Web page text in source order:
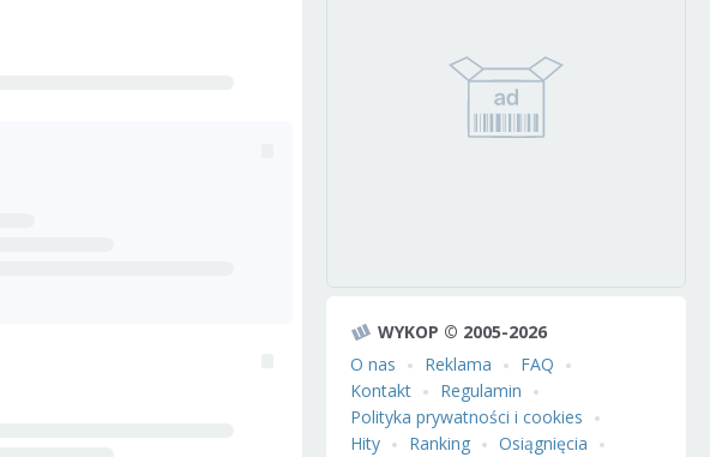
WYKOP © 2005-2026
O nas
Reklama
FAQ
Kontakt
Regulamin
Polityka prywatności i cookies
Hity
Ranking
Osiągnięcia